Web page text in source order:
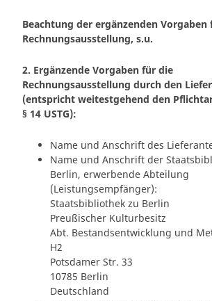
Beachtung der ergänzenden Vorgaben
Rechnungsausstellung, s.u.
2. Ergänzende Vorgaben für die
Rechnungsausstellung durch den
(entspricht weitestgehend den
§ 14 USTG):
Name und Anschrift des
Name und Anschrift der
Berlin, erwerbende Abteilung
(Leistungsempfänger):
Staatsbibliothek zu Berlin
Preußischer Kulturbesitz
Abt. Bestandsentwicklung und
H2
Potsdamer Str. 33
10785 Berlin
Deutschland